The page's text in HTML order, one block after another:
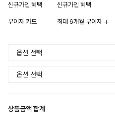
신규가입 혜택 신규가입 혜택
무이자 카드 최대 6개월 무이자
상품금액 합계